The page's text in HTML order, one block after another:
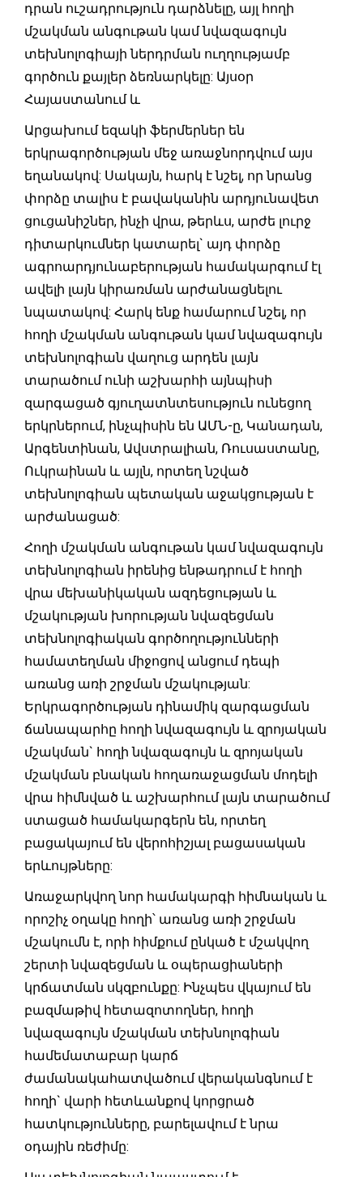
դրան ուշադրություն դարձնելը, այլ հողի
մշակման անգութան կամ նվազագույն
տեխնոլոգիայի ներդրման ուղղությամբ
գործուն քայլեր ձեռնարկելը: Այսօր
Հայաստանում և
Արցախում եզակի ֆերմերներ են
երկրագործության մեջ առաջնորդվում այս
եղանակով: Սակայն, հարկ է նշել, որ նրանց
փորձը տալիս է բավականին արդյունավետ
ցուցանիշներ, ինչի վրա, թերևս, արժե լուրջ
դիտարկումներ կատարել` այդ փորձը
ագրոարդյունաբերության համակարգում էլ
ավելի լայն կիրառման արժանացնելու
նպատակով: Հարկ ենք համարում նշել, որ
հողի մշակման անգութան կամ նվազագույն
տեխնոլոգիան վաղուց արդեն լայն
տարածում ունի աշխարհի այնպիսի
զարգացած գյուղատնտեսություն ունեցող
երկրներում, ինչպիսին են ԱՄՆ-ը, Կանադան,
Արգենտինան, Ավստրալիան, Ռուսաստանը,
Ուկրաինան և այլն, որտեղ նշված
տեխնոլոգիան պետական աջակցության է
արժանացած:
Հողի մշակման անգութան կամ նվազագույն
տեխնոլոգիան իրենից ենթադրում է հողի
վրա մեխանիկական ազդեցության և
մշակության խորության նվազեցման
տեխնոլոգիական գործողությունների
համատեղման միջոցով անցում դեպի
առանց առի շրջման մշակության:
Երկրագործության դինամիկ զարգացման
ճանապարհը հողի նվազագույն և զրոյական
մշակման` հողի նվազագույն և զրոյական
մշակման բնական հողառաջացման մոդելի
վրա հիմնված և աշխարհում լայն տարածում
ստացած համակարգերն են, որտեղ
բացակայում են վերոհիշյալ բացասական
երևույթները:
Առաջարկվող նոր համակարգի հիմնական և
որոշիչ օղակը հողի՝ առանց առի շրջման
մշակումն է, որի հիմքում ընկած է մշակվող
շերտի նվազեցման և օպերացիաների
կրճատման սկզբունքը: Ինչպես վկայում են
բազմաթիվ հետազոտողներ, հողի
նվազագույն մշակման տեխնոլոգիան
համեմատաբար կարճ
ժամանակահատվածում վերականգնում է
հողի` վարի հետևանքով կորցրած
հատկությունները, բարելավում է նրա
օդային ռեժիմը: